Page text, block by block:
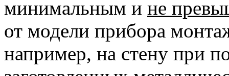
минимальным и не
от модели прибора
например, на стену при